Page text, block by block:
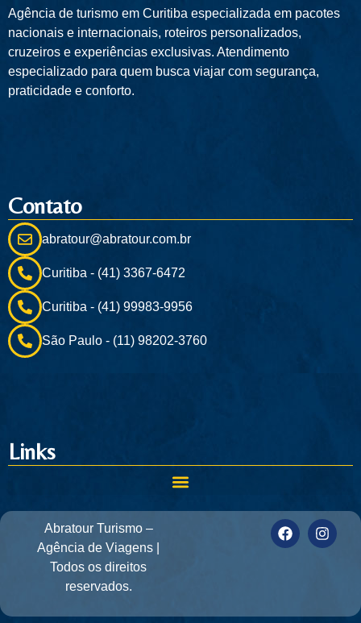
Agência de turismo em Curitiba especializada em pacotes
nacionais e internacionais, roteiros personalizados,
cruzeiros e experiências exclusivas. Atendimento
especializado para quem busca viajar com segurança,
praticidade e conforto.
Contato
abratour@abratour.com.br
Curitiba - (41) 3367-6472
Curitiba - (41) 99983-9956
São Paulo - (11) 98202-3760
Links
Abratour Turismo –
Agência de Viagens |
Todos os direitos
reservados.